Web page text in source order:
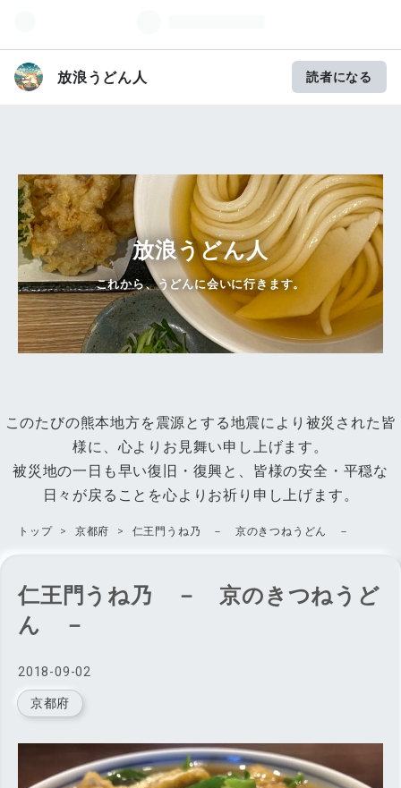
放浪うどん人 読者になる
放浪うどん人
これから、うどんに会いに行きます。
このたびの熊本地方を震源とする地震により被災された皆
様に、心よりお見舞い申し上げます。
被災地の一日も早い復旧・復興と、皆様の安全・平穏な
日々が戻ることを心よりお祈り申し上げます。
トップ > 京都府 > 仁王門うね乃 － 京のきつねうどん －
2018-09-02
仁王門うね乃 － 京のきつねうど
ん －
京都府